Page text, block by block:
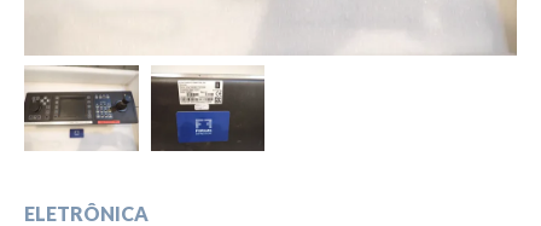
ELETRÔNICA